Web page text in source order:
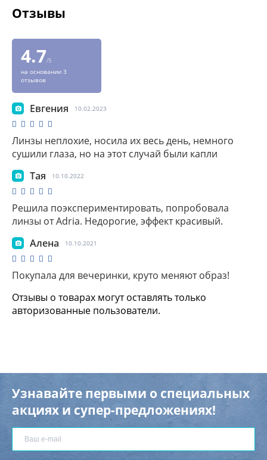
Отзывы
Евгения 10.02.2023
Линзы неплохие, носила их весь день, немного
сушили глаза, но на этот случай были капли
Тая
10.10.2022
Решила поэкспериментировать, попробовала
линзы от Adria. Недорогие, эффект красивый.
Алена
10.10.2021
Покупала для вечеринки, круто меняют образ!
Отзывы о товарах могут оставлять только
авторизованные пользователи.
4.7/5
на основании 3
отзывов
Узнавайте первыми о специальных
акциях и супер-предложениях!